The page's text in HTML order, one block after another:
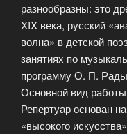
разнообразны: это
XIX века, русский
волна» в детской
занятиях по
программу О. П.
Основной вид
Репертуар основан
«высокого